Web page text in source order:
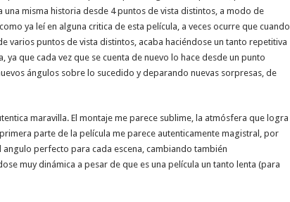
una misma historia desde 4 puntos de vista distintos, a modo de
ya leí en alguna critica de esta película, a veces ocurre que cuando
varios puntos de vista distintos, acaba haciéndose un tanto repetitiva
ya que cada vez que se cuenta de nuevo lo hace desde un punto
ángulos sobre lo sucedido y deparando nuevas sorpresas, de
maravilla. El montaje me parece sublime, la atmósfera que logra
parte de la película me parece autenticamente magistral, por
perfecto para cada escena, cambiando también
muy dinámica a pesar de que es una película un tanto lenta (para